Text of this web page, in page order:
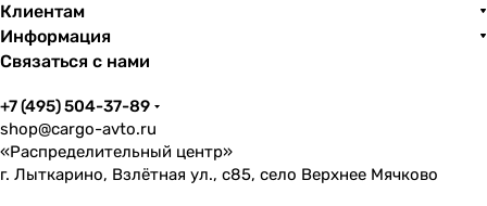
Клиентам
Информация
Связаться с нами
+7 (495) 504-37-89
shop@cargo-avto.ru
«Распределительный центр»
г. Лыткарино, Взлётная ул., с85, село Верхнее Мячково